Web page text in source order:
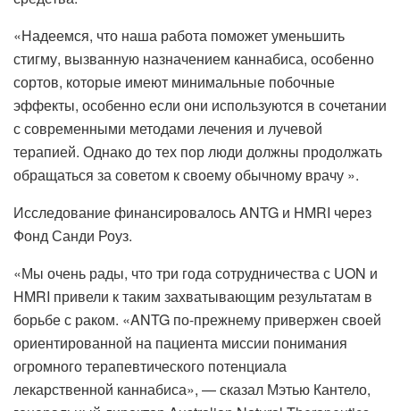
«Надеемся, что наша работа поможет уменьшить
стигму, вызванную назначением каннабиса, особенно
сортов, которые имеют минимальные побочные
эффекты, особенно если они используются в сочетании
с современными методами лечения и лучевой
терапией. Однако до тех пор люди должны продолжать
обращаться за советом к своему обычному врачу ».
Исследование финансировалось ANTG и HMRI через
Фонд Санди Роуз.
«Мы очень рады, что три года сотрудничества с UON и
HMRI привели к таким захватывающим результатам в
борьбе с раком. «ANTG по-прежнему привержен своей
ориентированной на пациента миссии понимания
огромного терапевтического потенциала
лекарственной каннабиса», — сказал Мэтью Кантело,